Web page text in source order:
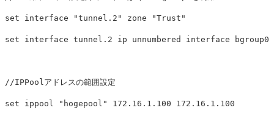
set interface "tunnel.2" zone "Trust"
set interface tunnel.2 ip unnumbered interface
//IPPoolアドレスの範囲設定
set ippool "hogepool" 172.16.1.100 172.16.1.100